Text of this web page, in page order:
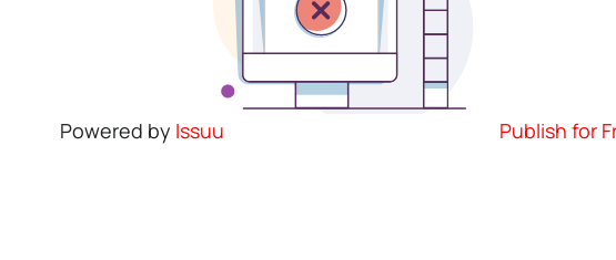
Powered by Issuu Publish for